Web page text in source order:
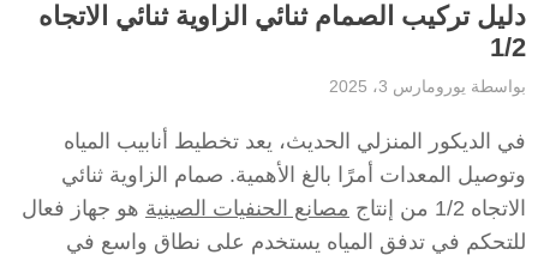
دليل تركيب الصمام ثنائي الزاوية ثنائي الاتجاه
1/2
بواسطة يورومارس 3، 2025
في الديكور المنزلي الحديث، يعد تخطيط أنابيب المياه
وتوصيل المعدات أمرًا بالغ الأهمية. صمام الزاوية ثنائي
الاتجاه 1/2 من إنتاج
مصانع الحنفيات الصينية هو جهاز فعال
للتحكم في تدفق المياه يستخدم على نطاق واسع في